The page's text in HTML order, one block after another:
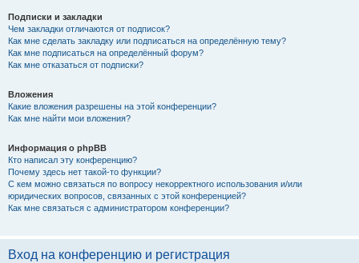
Подписки и закладки
Чем закладки отличаются от подписок?
Как мне сделать закладку или подписаться на определённую тему?
Как мне подписаться на определённый форум?
Как мне отказаться от подписки?
Вложения
Какие вложения разрешены на этой конференции?
Как мне найти мои вложения?
Информация о phpBB
Кто написал эту конференцию?
Почему здесь нет такой-то функции?
С кем можно связаться по вопросу некорректного использования и/или
юридических вопросов, связанных с этой конференцией?
Как мне связаться с администратором конференции?
Вход на конференцию и регистрация